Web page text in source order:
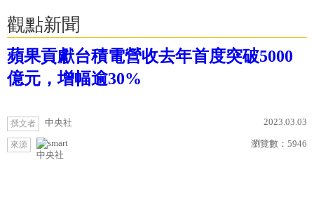
觀點新聞
蘋果貢獻台積電營收去年首度突破5000
億元，增幅逾30%
撰文者 中央社 2023.03.03
來源
中央社
瀏覽數： 5946